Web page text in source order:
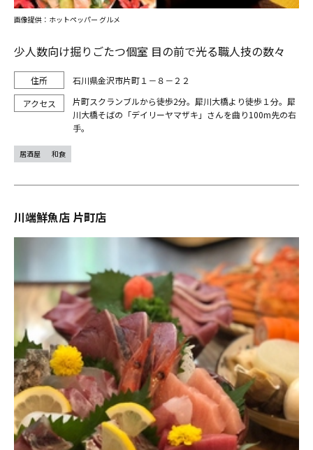
少人数向け掘りごたつ個室 目の前で光る職人技の数々
石川県金沢市片町１－８－２２
片町スクランブルから徒歩2分。犀川大橋より徒歩１分。犀
川大橋そばの「デイリーヤマザキ」さんを曲り100m先の右
手。
画像提供：ホットペッパー グルメ
居酒屋 和食
川端鮮魚店 片町店